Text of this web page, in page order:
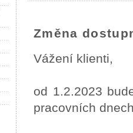
Změna
Vážení klienti,
od 1.2.2023
pracovních